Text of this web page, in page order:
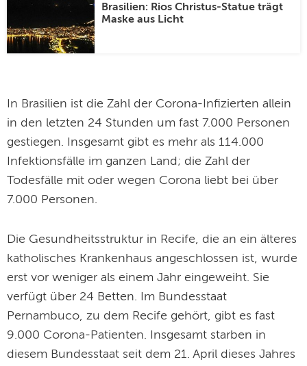
Brasilien: Rios Christus-Statue trägt
Maske aus Licht
In Brasilien ist die Zahl der Corona-Infizierten allein
in den letzten 24 Stunden um fast 7.000 Personen
gestiegen. Insgesamt gibt es mehr als 114.000
Infektionsfälle im ganzen Land; die Zahl der
Todesfälle mit oder wegen Corona liebt bei über
7.000 Personen.
Die Gesundheitsstruktur in Recife, die an ein älteres
katholisches Krankenhaus angeschlossen ist, wurde
erst vor weniger als einem Jahr eingeweiht. Sie
verfügt über 24 Betten. Im Bundesstaat
Pernambuco, zu dem Recife gehört, gibt es fast
9.000 Corona-Patienten. Insgesamt starben in
diesem Bundesstaat seit dem 21. April dieses Jahres